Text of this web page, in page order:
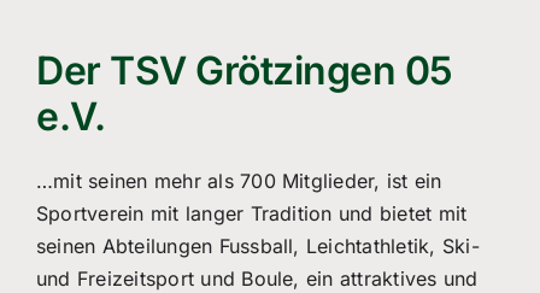
Boule
Leichtathletik
Breitensport
Über Uns
Der TSV Grötzingen 05
e.V.
…mit seinen mehr als 700 Mitglieder, ist ein
Sportverein mit langer Tradition und bietet mit
seinen Abteilungen Fussball, Leichtathletik, Ski-
und Freizeitsport und Boule, ein attraktives und